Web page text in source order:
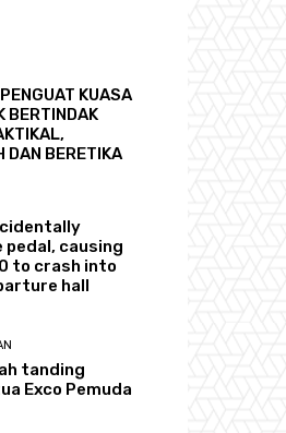
KUASA
BERTINDAK
DAN BERETIKA
causing
to crash into
hall
tanding
Exco Pemuda